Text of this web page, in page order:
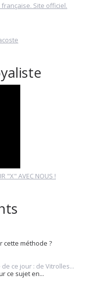
Site officiel.
"X" AVEC NOUS !
cette méthode ?
ce jour : de Vitrolles...
ce sujet en...